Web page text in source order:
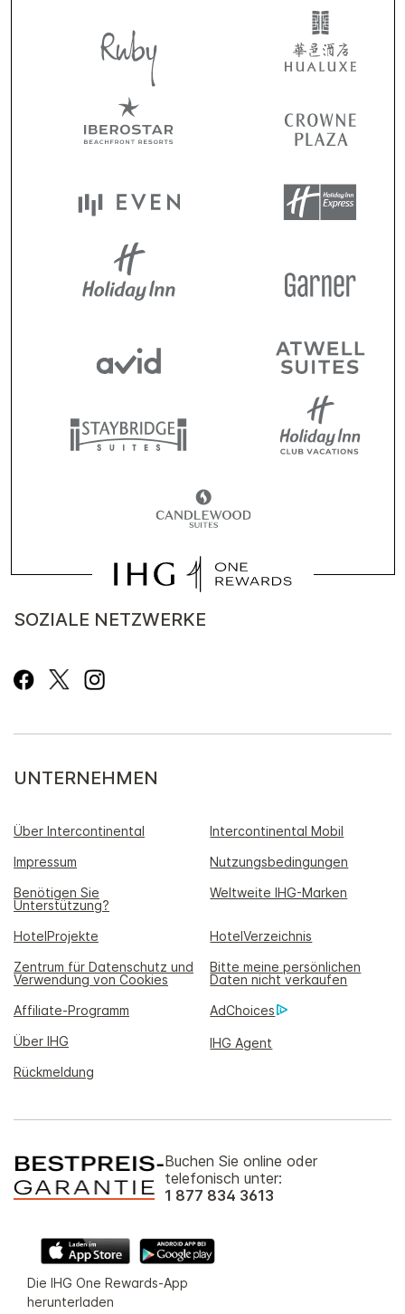
SOZIALE NETZWERKE
UNTERNEHMEN
Über Intercontinental
Intercontinental Mobil
Impressum
Nutzungsbedingungen
Benötigen Sie
Unterstützung?
Weltweite IHG-Marken
HotelProjekte
HotelVerzeichnis
Zentrum für Datenschutz und
Verwendung von Cookies
Bitte meine persönlichen
Daten nicht verkaufen
Affiliate-Programm
AdChoices
Über IHG
IHG Agent
Rückmeldung
Buchen Sie online oder
telefonisch unter:
1 877 834 3613
Die IHG One Rewards-App
herunterladen